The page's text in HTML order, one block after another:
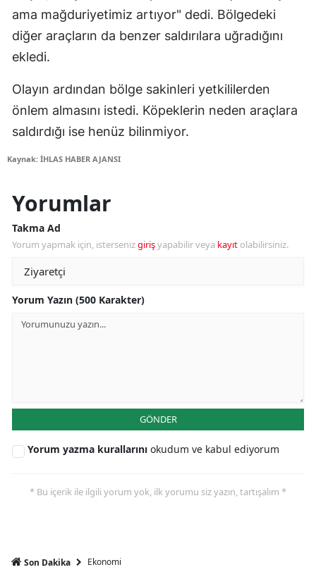
ama mağduriyetimiz artıyor" dedi. Bölgedeki
diğer araçların da benzer saldırılara uğradığını
ekledi.
Olayın ardından bölge sakinleri yetkililerden
önlem almasını istedi. Köpeklerin neden araçlara
saldırdığı ise henüz bilinmiyor.
Kaynak: İHLAS HABER AJANSI
Yorumlar
Takma Ad
Yorum yapmak için, istersenizgirişyapabilir veya kayıt olabilirsiniz.
Yorum Yazın (500 Karakter)
GÖNDER
Yorum yazma kurallarını okudum ve kabul ediyorum
* Bu içerik ile ilgili yorum yok, ilk yorumu siz yazın, tartışalım *
Son Dakika Ekonomi